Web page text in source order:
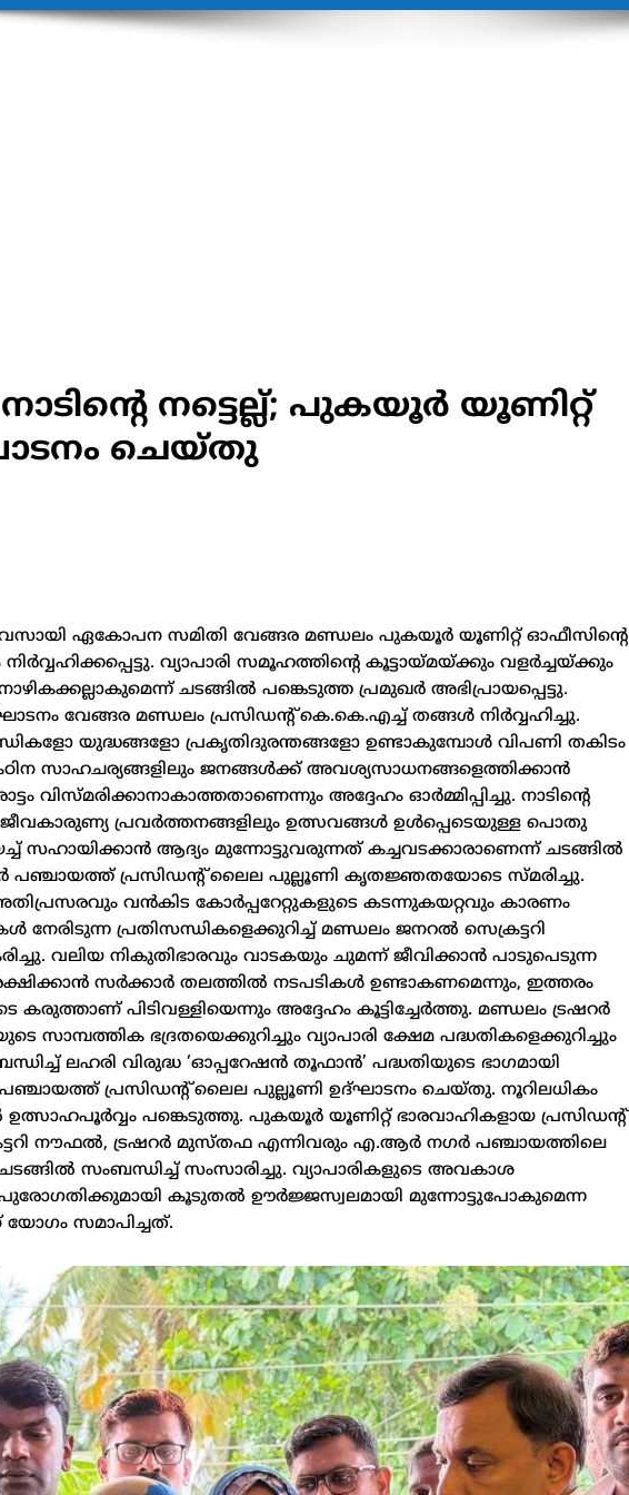
നട്ടെല്ല്; പുകയൂർ യൂണിറ്റ്
ചെയ്തു
ഏകോപന സമിതി വേങ്ങര മണ്ഡലം പുകയൂർ യൂണിറ്റ് ഓഫീസിന്റെ
വ്യാപാരി സമൂഹത്തിന്റെ കൂട്ടായ്മയ്ക്കും വളർച്ചയ്ക്കും
ചടങ്ങിൽ പങ്കെടുത്ത പ്രമുഖർ അഭിപ്രായപ്പെട്ടു.
വേങ്ങര മണ്ഡലം പ്രസിഡന്റ് കെ.കെ.എച്ച് തങ്ങൾ നിർവ്വഹിച്ചു.
യുദ്ധങ്ങളോ പ്രകൃതിദുരന്തങ്ങളോ ഉണ്ടാകുമ്പോൾ വിപണി തകിടം
സാഹചര്യങ്ങളിലും ജനങ്ങൾക്ക് അവശ്യസാധനങ്ങളെത്തിക്കാൻ
വിസ്മരിക്കാനാകാത്തതാണെന്നും അദ്ദേഹം ഓർമ്മിപ്പിച്ചു. നാടിന്റെ
പ്രവർത്തനങ്ങളിലും ഉത്സവങ്ങൾ ഉൾപ്പെടെയുള്ള പൊതു
ആദ്യം മുന്നോട്ടുവരുന്നത് കച്ചവടക്കാരാണെന്ന് ചടങ്ങിൽ
പഞ്ചായത്ത് പ്രസിഡന്റ് ലൈല പുല്ലൂണി കൃതജ്ഞതയോടെ സ്മരിച്ചു.
വൻകിട കോർപ്പറേറ്റുകളുടെ കടന്നുകയറ്റവും കാരണം
നേരിടുന്ന പ്രതിസന്ധികളെക്കുറിച്ച് മണ്ഡലം ജനറൽ സെക്രട്ടറി
വലിയ നികുതിഭാരവും വാടകയും ചുമന്ന് ജീവിക്കാൻ പാടുപെടുന്ന
സർക്കാർ തലത്തിൽ നടപടികൾ ഉണ്ടാകണമെന്നും, ഇത്തരം
പിടിവള്ളിയെന്നും അദ്ദേഹം കൂട്ടിച്ചേർത്തു. മണ്ഡലം ട്രഷറർ
സാമ്പത്തിക ഭദ്രതയെക്കുറിച്ചും വ്യാപാരി ക്ഷേമ പദ്ധതികളെക്കുറിച്ചും
ലഹരി വിരുദ്ധ ‘ഓപ്പറേഷൻ തൂഫാൻ’ പദ്ധതിയുടെ ഭാഗമായി
പഞ്ചായത്ത് പ്രസിഡന്റ് ലൈല പുല്ലൂണി ഉദ്ഘാടനം ചെയ്തു. നൂറിലധികം
പങ്കെടുത്തു. പുകയൂർ യൂണിറ്റ് ഭാരവാഹികളായ പ്രസിഡന്റ്
നൗഫൽ, ട്രഷറർ മുസ്തഫ എന്നിവരും എ.ആർ നഗർ പഞ്ചായത്തിലെ
സംബന്ധിച്ച് സംസാരിച്ചു. വ്യാപാരികളുടെ അവകാശ
പുരോഗതിക്കുമായി കൂടുതൽ ഊർജ്ജസ്വലമായി മുന്നോട്ടുപോകുമെന്ന
സമാപിച്ചത്.